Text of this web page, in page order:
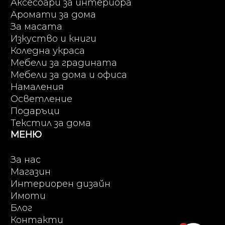
Аксесоари за интериора
Аромати за дома
За масата
Изкуство и книги
Коледна украса
Мебели за градината
Мебели за дома и офиса
Намаления
Осветление
Подаръци
Текстил за дома
МЕНЮ
За нас
Магазин
Интериорен дизайн
Имоти
Блог
Контакти